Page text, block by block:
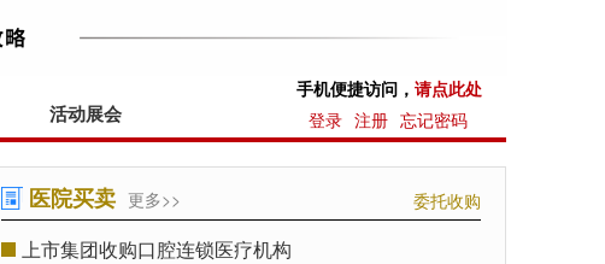
活动展会
手机便捷访问， 请点此处
登录 注册 忘记密码
医院买卖 更多>> 委托收购
上市集团收购口腔连锁医疗机构